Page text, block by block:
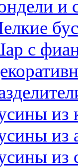
и
с
из
из
из